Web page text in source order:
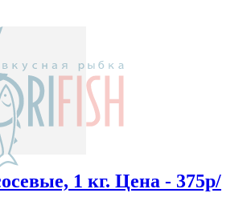
1 кг. Цена - 375р/